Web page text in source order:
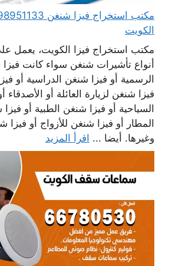
الكويت
مكتب استخراج فيزا الكويت، يعمل
أنواع تأشيرات شنغن سواء كانت فيزا
الرسمية أو فيزا شنغن الدراسية أو
فيزا شنغن لزيارة العائلة أو الأصدقاء
السياحية أو فيزا شنغن الطبية أو فيزا
المطار أو فيزا شنغن للأزواج أو فيزا
وغيرها. أيضا ... اقرأ المزيد